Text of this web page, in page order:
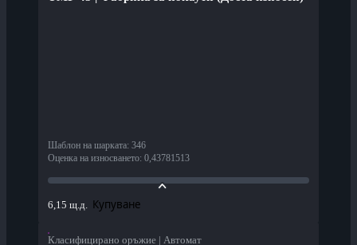
Шаблон на шарката: 346
Оценка на износването: 0,43781513
6,15 щ.д. Купуване
Класифицирано оръжие | Автомат